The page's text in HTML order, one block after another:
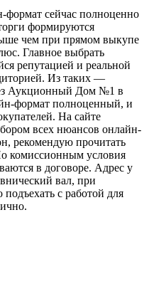
сейчас полноценно
формируются
чем при прямом выкупе
Главное выбрать
репутацией и реальной
Из таких —
Аукционный Дом №1 в
формат полноценный, и
На сайте
всех нюансов онлайн-
рекомендую прочитать
комиссионным условия
в договоре. Адрес у
вал, при
с работой для